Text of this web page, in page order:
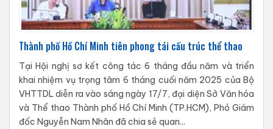
Thành phố Hồ Chí Minh tiên phong tái cấu trúc thể thao
Tại Hội nghị sơ kết công tác 6 tháng đầu năm và triển
khai nhiệm vụ trọng tâm 6 tháng cuối năm 2025 của Bộ
VHTTDL diễn ra vào sáng ngày 17/7, đại diện Sở Văn hóa
và Thể thao Thành phố Hồ Chí Minh (TP.HCM), Phó Giám
đốc Nguyễn Nam Nhân đã chia sẻ quan...